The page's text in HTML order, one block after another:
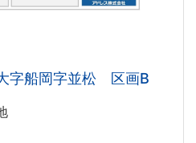
字船岡字並松 区画B